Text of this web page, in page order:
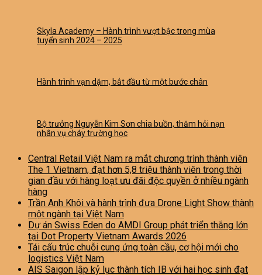
Skyla Academy – Hành trình vượt bậc trong mùa
tuyển sinh 2024 – 2025
Hành trình vạn dặm, bắt đầu từ một bước chân
Bộ trưởng Nguyễn Kim Sơn chia buồn, thăm hỏi nạn
nhân vụ cháy trường học
Central Retail Việt Nam ra mắt chương trình thành viên
The 1 Vietnam, đạt hơn 5,8 triệu thành viên trong thời
gian đầu với hàng loạt ưu đãi độc quyền ở nhiều ngành
hàng
Trần Anh Khôi và hành trình đưa Drone Light Show thành
một ngành tại Việt Nam
Dự án Swiss Eden do AMDI Group phát triển thắng lớn
tại Dot Property Vietnam Awards 2026
Tái cấu trúc chuỗi cung ứng toàn cầu, cơ hội mới cho
logistics Việt Nam
AIS Saigon lập kỷ lục thành tích IB với hai học sinh đạt